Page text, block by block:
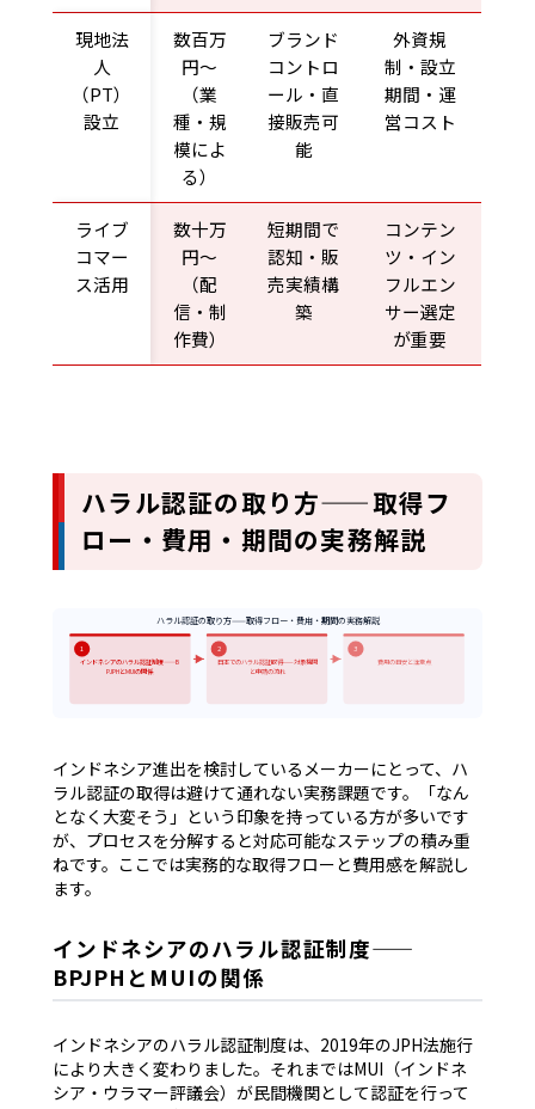
現地法
人
（PT）
設立
数百万
円〜
（業
種・規
模によ
る）
ブランド
コントロ
ール・直
接販売可
能
外資規
制・設立
期間・運
営コスト
ライブ
コマー
ス活用
数十万
円〜
（配
信・制
作費）
短期間で
認知・販
売実績構
築
コンテン
ツ・イン
フルエン
サー選定
が重要
ハラル認証の取り方——取得フ
ロー・費用・期間の実務解説
ハラル認証の取り方——取得フロー・費用・期間の実務解説
1
インドネシアのハラル認証制度——B
PJPHとMUIの関係
2
日本でのハラル認証取得——対象機関
と申請の流れ
3
費用の目安と注意点
インドネシア進出を検討しているメーカーにとって、ハ
ラル認証の取得は避けて通れない実務課題です。「なん
となく大変そう」という印象を持っている方が多いです
が、プロセスを分解すると対応可能なステップの積み重
ねです。ここでは実務的な取得フローと費用感を解説し
ます。
インドネシアのハラル認証制度——
BPJPHとMUIの関係
インドネシアのハラル認証制度は、2019年のJPH法施行
により大きく変わりました。それまではMUI（インドネ
シア・ウラマー評議会）が民間機関として認証を行って